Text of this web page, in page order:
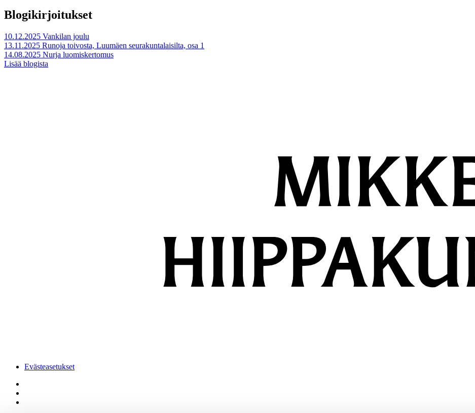
Blogikirjoitukset
10.12.2025 Vankilan joulu
13.11.2025 Runoja toivosta, Luumäen seurakuntalaisilta, osa 1
14.08.2025 Nurja luomiskertomus
Lisää blogista
Evästeasetukset